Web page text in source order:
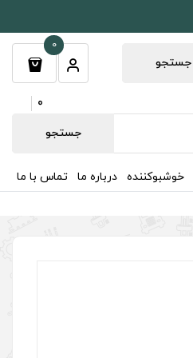
جستجو
0
0
جستجو
خوشبوکننده درباره ما تماس با ما